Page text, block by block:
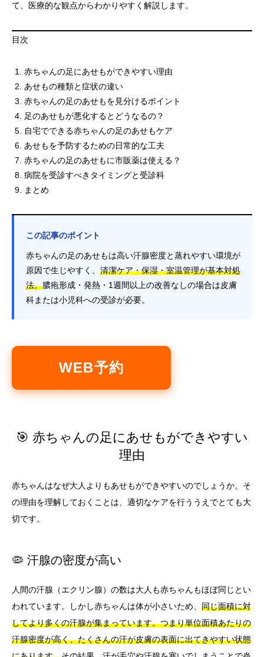
て、医療的な観点からわかりやすく解説します。
目次
赤ちゃんの足にあせもができやすい理由
あせもの種類と症状の違い
赤ちゃんの足のあせもを見分けるポイント
足のあせもが悪化するとどうなるの？
自宅でできる赤ちゃんの足のあせもケア
あせもを予防するための日常的な工夫
赤ちゃんの足のあせもに市販薬は使える？
病院を受診すべきタイミングと受診科
まとめ
この記事のポイント
赤ちゃんの足のあせもは高い汗腺密度と蒸れやすい環境が
原因で生じやすく、 清潔ケア・保湿・室温管理が基本対処
法。膿疱形成・発熱・1週間以上の改善なしの場合は皮膚
科または小児科への受診が必要。
WEB予約
🎯 赤ちゃんの足にあせもができやすい
理由
赤ちゃんはなぜ大人よりもあせもができやすいのでしょうか。そ
の理由を理解しておくことは、適切なケアを行ううえでとても大
切です。
🦠 汗腺の密度が高い
人間の汗腺（エクリン腺）の数は大人も赤ちゃんもほぼ同じとい
われています。しかし赤ちゃんは体が小さいため、 同じ面積に対
してより多くの汗腺が集まっています。つまり単位面積あたりの
汗腺密度が高く、たくさんの汗が皮膚の表面に出てきやすい状態